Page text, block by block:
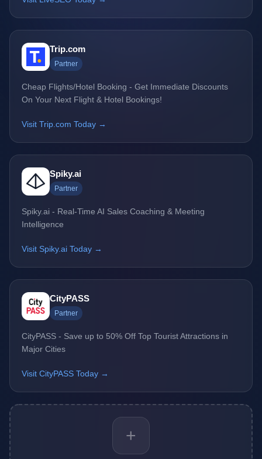
Trip.com
Partner
Cheap Flights/Hotel Booking - Get Immediate Discounts
On Your Next Flight & Hotel Bookings!
Visit Trip.com Today →
Spiky.ai
Partner
Spiky.ai - Real-Time AI Sales Coaching & Meeting
Intelligence
Visit Spiky.ai Today →
CityPASS
Partner
CityPASS - Save up to 50% Off Top Tourist Attractions in
Major Cities
Visit CityPASS Today →
+